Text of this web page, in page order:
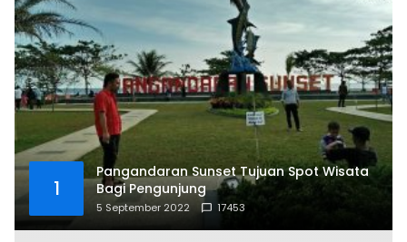
1
Pangandaran Sunset Tujuan Spot Wisata
Bagi Pengunjung
5 September 2022 17453